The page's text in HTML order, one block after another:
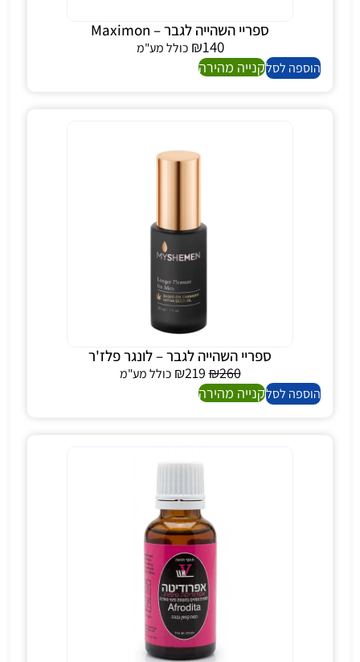
ספריי השהייה לגבר – Maximon
₪140
כולל מע"מ
הוספה לסלקנייה מהירה
ספריי השהייה לגבר – לונגר פלז'ר
₪260
₪219
כולל מע"מ
הוספה לסלקנייה מהירה